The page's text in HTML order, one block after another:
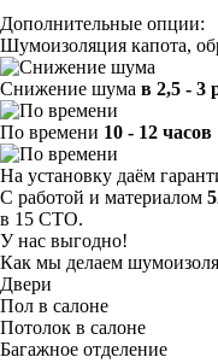
Дополнительные опции:
Шумоизоляция капота,
Снижение шума в 2,5 - 3
По времени 10 - 12 часов
На установку даём
С работой и материалом
в 15 СТО.
У нас выгодно!
Как мы делаем
Двери
Пол в салоне
Потолок в салоне
Багажное отделение